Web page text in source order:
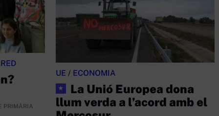
PRIMÀRIA
UE / ECONOMIA
★
La Unió Europea dona
llum verda a l’acord amb el